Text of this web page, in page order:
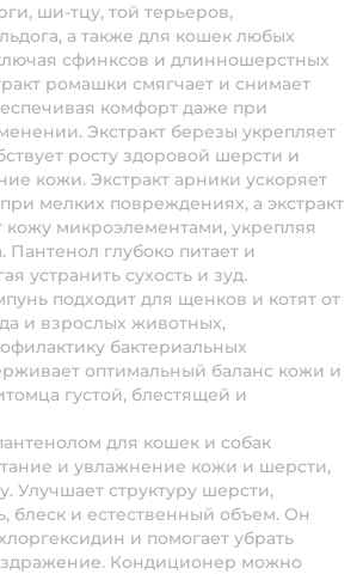
ши-тцу, той терьеров,
а также для кошек любых
сфинксов и длинношерстных
ромашки смягчает и снимает
комфорт даже при
Экстракт березы укрепляет
росту здоровой шерсти и
кожи. Экстракт арники ускоряет
мелких повреждениях, а экстракт
кожу микроэлементами, укрепляя
Пантенол глубоко питает и
устранить сухость и зуд.
подходит для щенков и котят от
и взрослых животных,
бактериальных
оптимальный баланс кожи и
густой, блестящей и
для кошек и собак
и увлажнение кожи и шерсти,
Улучшает структуру шерсти,
блеск и естественный объем. Он
и помогает убрать
Кондиционер можно